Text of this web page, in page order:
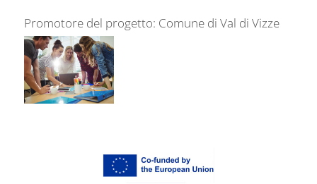
Promotore del progetto: Comune di Val di Vizze